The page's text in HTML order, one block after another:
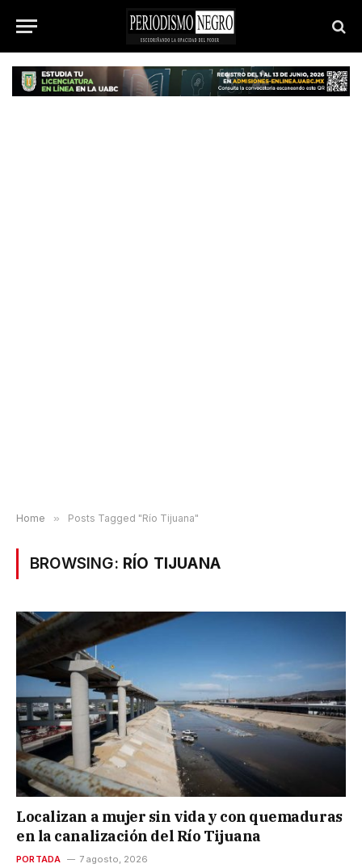
Home » Posts Tagged "Río Tijuana"
BROWSING: RÍO TIJUANA
Localizan a mujer sin vida y con quemaduras
en la canalización del Río Tijuana
PORTADA 7 agosto, 2026